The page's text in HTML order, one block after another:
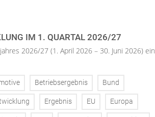
IM 1. QUARTAL 2026/27
2026/27 (1. April 2026 – 30. Juni 2026) ein
Betriebsergebnis Bund
Ergebnis EU Europa